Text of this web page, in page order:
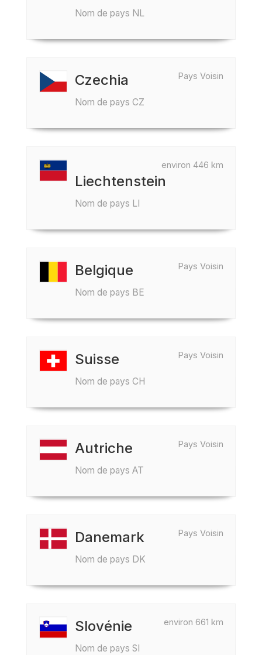
Nom de pays NL
Pays Voisin
Czechia
Nom de pays CZ
environ 446 km
Liechtenstein
Nom de pays LI
Pays Voisin
Belgique
Nom de pays BE
Pays Voisin
Suisse
Nom de pays CH
Pays Voisin
Autriche
Nom de pays AT
Pays Voisin
Danemark
Nom de pays DK
environ 661 km
Slovénie
Nom de pays SI